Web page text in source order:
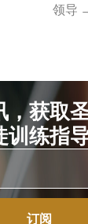
领导
，获取
训练指